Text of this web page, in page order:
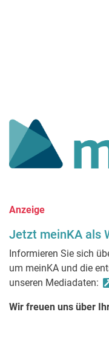
Anzeige
Jetzt meinKA als
Informieren Sie sich
um meinKA und die
unseren Mediadaten:
Wir freuen uns über